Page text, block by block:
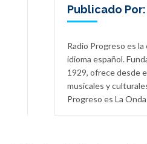
Publicado Por:
Radio Progreso es
idioma español.
1929, ofrece desde
musicales y
Progreso es La